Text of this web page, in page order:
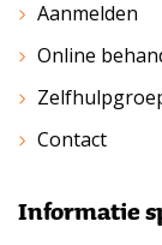
Aanmelden
Online
Contact
Informatie